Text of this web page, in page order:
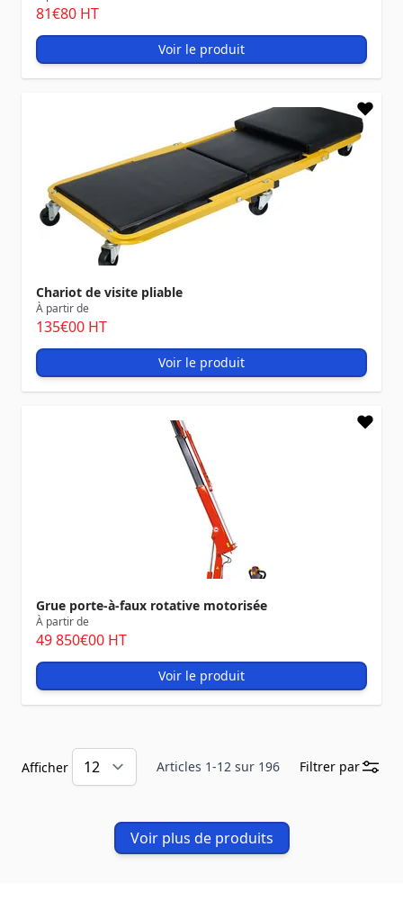
81€80 HT
Voir le produit
Chariot de visite pliable
À partir de
135€00 HT
Voir le produit
Grue porte-à-faux rotative motorisée
À partir de
49 850€00 HT
Voir le produit
Articles 1-12 sur 196
Afficher Filtrer par
Voir plus de produits